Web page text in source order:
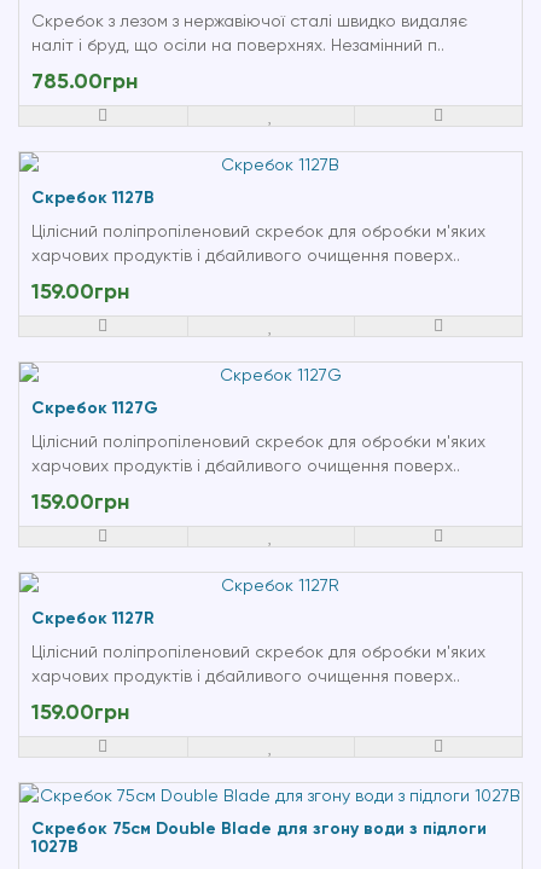
Скребок з лезом з нержавіючої сталі швидко видаляє
наліт і бруд, що осіли на поверхнях. Незамінний п..
785.00грн
Скребок 1127B
Цілісний поліпропіленовий скребок для обробки м'яких
харчових продуктів і дбайливого очищення поверх..
159.00грн
Скребок 1127G
Цілісний поліпропіленовий скребок для обробки м'яких
харчових продуктів і дбайливого очищення поверх..
159.00грн
Скребок 1127R
Цілісний поліпропіленовий скребок для обробки м'яких
харчових продуктів і дбайливого очищення поверх..
159.00грн
Скребок 75см Double Blade для згону води з підлоги
1027B